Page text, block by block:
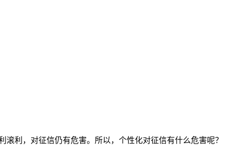
利，对征信仍有危害。所以，个性化对征信有什么危害呢？